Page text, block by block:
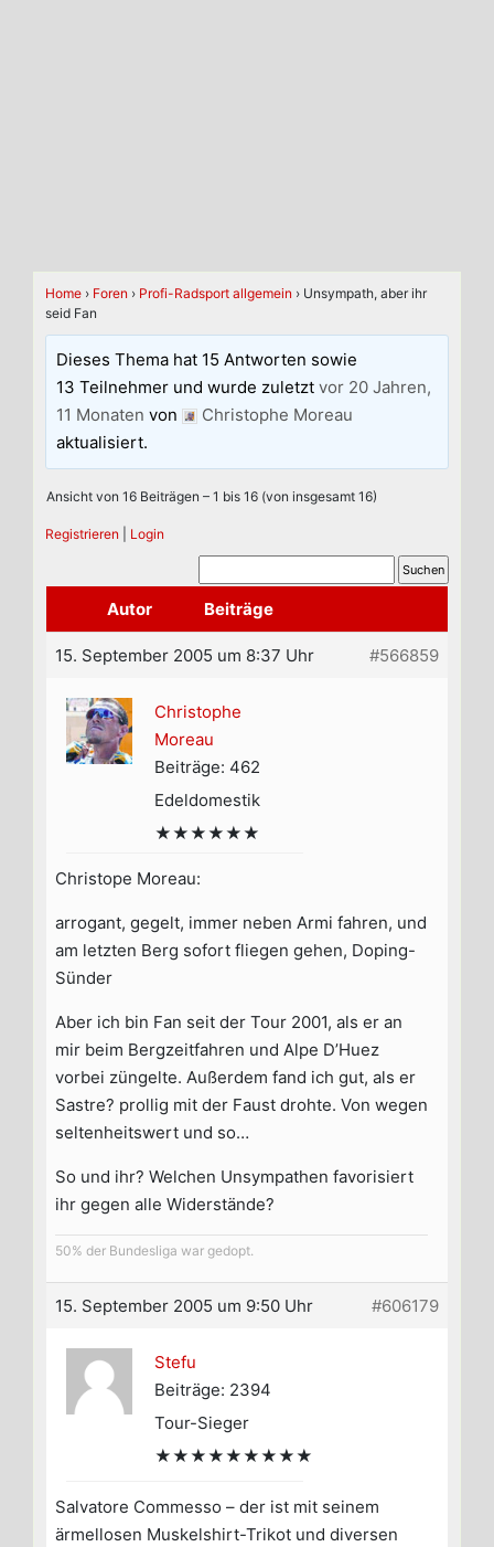
Home › Foren › Profi-Radsport allgemein › Unsympath, aber ihr
seid Fan
Dieses Thema hat 15 Antworten sowie
13 Teilnehmer und wurde zuletztvor 20 Jahren,
11 Monaten von
Christophe Moreau
aktualisiert.
Ansicht von 16 Beiträgen – 1 bis 16 (von insgesamt 16)
Registrieren Login
Autor Beiträge
15. September 2005 um 8:37 Uhr #566859
Christophe
Moreau
Beiträge: 462
Edeldomestik
★★★★★★
Christope Moreau:
arrogant, gegelt, immer neben Armi fahren, und
am letzten Berg sofort fliegen gehen, Doping-
Sünder
Aber ich bin Fan seit der Tour 2001, als er an
mir beim Bergzeitfahren und Alpe D’Huez
vorbei züngelte. Außerdem fand ich gut, als er
Sastre? prollig mit der Faust drohte. Von wegen
seltenheitswert und so…
So und ihr? Welchen Unsympathen favorisiert
ihr gegen alle Widerstände?
50% der Bundesliga war gedopt.
15. September 2005 um 9:50 Uhr #606179
Stefu
Beiträge: 2394
Tour-Sieger
★★★★★★★★★
Salvatore Commesso – der ist mit seinem
ärmellosen Muskelshirt-Trikot und diversen